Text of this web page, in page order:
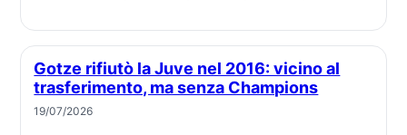
Gotze rifiutò la Juve nel 2016: vicino al
trasferimento, ma senza Champions
19/07/2026